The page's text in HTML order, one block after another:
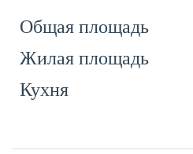
Общая площадь
Жилая площадь
Кухня